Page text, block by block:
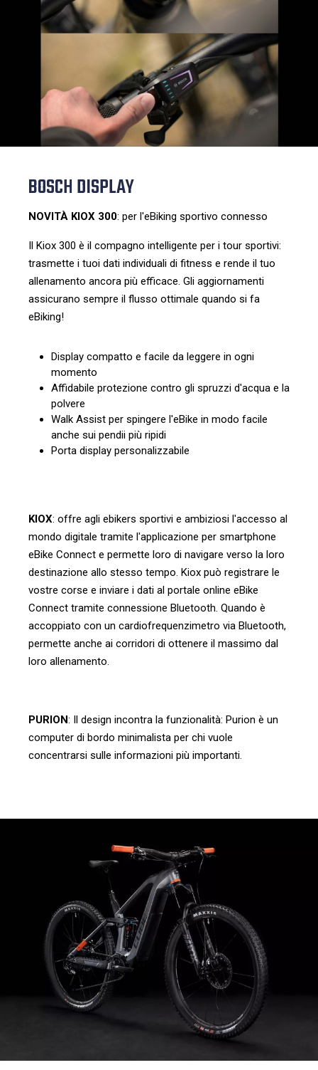
BOSCH DISPLAY
NOVITÀ KIOX 300: per l'eBiking sportivo connesso
Il Kiox 300 è il compagno intelligente per i tour sportivi:
trasmette i tuoi dati individuali di fitness e rende il tuo
allenamento ancora più efficace. Gli aggiornamenti
assicurano sempre il flusso ottimale quando si fa
eBiking!
Display compatto e facile da leggere in ogni
momento
Affidabile protezione contro gli spruzzi d'acqua e la
polvere
Walk Assist per spingere l'eBike in modo facile
anche sui pendii più ripidi
Porta display personalizzabile
KIOX: offre agli ebikers sportivi e ambiziosi l'accesso al
mondo digitale tramite l'applicazione per smartphone
eBike Connect e permette loro di navigare verso la loro
destinazione allo stesso tempo. Kiox può registrare le
vostre corse e inviare i dati al portale online eBike
Connect tramite connessione Bluetooth. Quando è
accoppiato con un cardiofrequenzimetro via Bluetooth,
permette anche ai corridori di ottenere il massimo dal
loro allenamento.
PURION: Il design incontra la funzionalità: Purion è un
computer di bordo minimalista per chi vuole
concentrarsi sulle informazioni più importanti.